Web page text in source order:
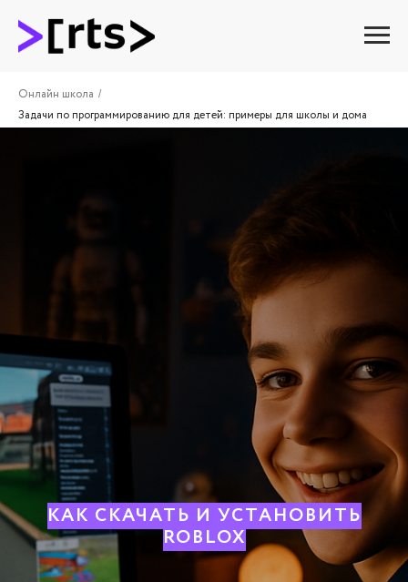
Онлайн школа /
Задачи по программированию для детей: примеры для школы и дома
КАК СКАЧАТЬ И УСТАНОВИТЬ
ROBLOX